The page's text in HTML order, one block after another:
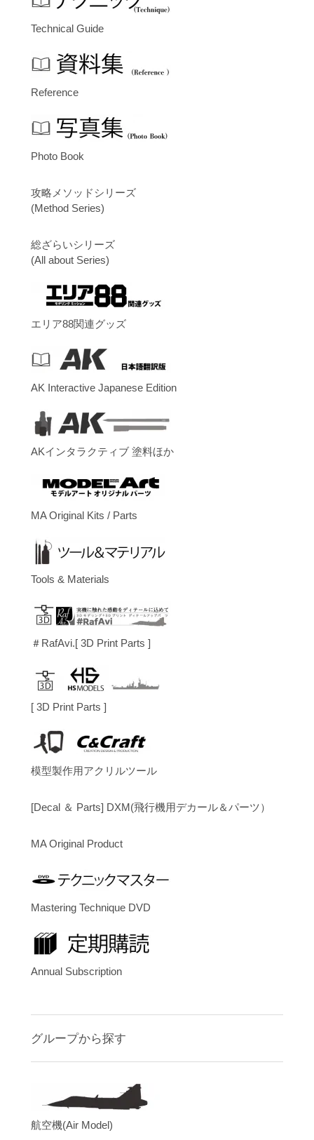
Technical Guide
Reference
Photo Book
攻略メソッドシリーズ
(Method Series)
総ざらいシリーズ
(All about Series)
エリア88関連グッズ
AK Interactive Japanese Edition
AKインタラクティブ 塗料ほか
MA Original Kits / Parts
Tools & Materials
＃RafAvi.[ 3D Print Parts ]
[ 3D Print Parts ]
模型製作用アクリルツール
[Decal ＆ Parts] DXM(飛行機用デカール＆パーツ）
MA Original Product
Mastering Technique DVD
Annual Subscription
グループから探す
航空機(Air Model)